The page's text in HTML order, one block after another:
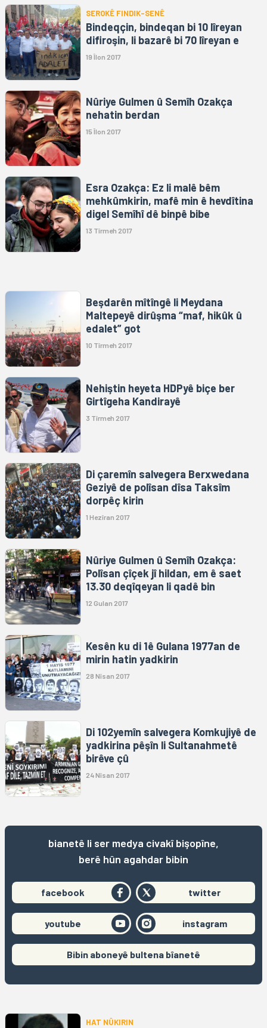
SEROKÊ FINDIK-SENÊ
Bindeqçin, bindeqan bi 10 lîreyan
difiroşin, li bazarê bi 70 lîreyan e
19 Îlon 2017
Nûriye Gulmen û Semîh Ozakça
nehatin berdan
15 Îlon 2017
Esra Ozakça: Ez li malê bêm
mehkûmkirin, mafê min ê hevdîtina
digel Semîhî dê binpê bibe
13 Tîrmeh 2017
Beşdarên mîtîngê li Meydana
Maltepeyê dirûşma “maf, hikûk û
edalet” got
10 Tîrmeh 2017
Nehiştin heyeta HDPyê biçe ber
Girtîgeha Kandirayê
3 Tîrmeh 2017
Di çaremîn salvegera Berxwedana
Geziyê de polîsan dîsa Taksîm
dorpêç kirin
1 Hezîran 2017
Nûriye Gulmen û Semîh Ozakça:
Polîsan çîçek jî hildan, em ê saet
13.30 deqîqeyan li qadê bin
12 Gulan 2017
Kesên ku di 1ê Gulana 1977an de
mirin hatin yadkirin
28 Nîsan 2017
Di 102yemîn salvegera Komkujiyê de
yadkirina pêşîn li Sultanahmetê
birêve çû
24 Nîsan 2017
bianetê li ser medya civakî bişopîne,
berê hûn agahdar bibin
facebook twitter
youtube instagram
Bibin aboneyê bultena bîanetê
HAT NÛKIRIN